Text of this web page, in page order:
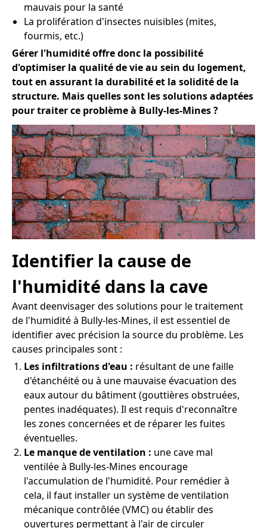
mauvais pour la santé
La prolifération d'insectes nuisibles (mites,
fourmis, etc.)
Gérer l'humidité offre donc la possibilité
d'optimiser la qualité de vie au sein du logement,
tout en assurant la durabilité et la solidité de la
structure. Mais quelles sont les solutions adaptées
pour traiter ce problème à Bully-les-Mines ?
Identifier la cause de
l'humidité dans la cave
Avant deenvisager des solutions pour le traitement
de l'humidité à Bully-les-Mines, il est essentiel de
identifier avec précision la source du problème. Les
causes principales sont :
Les infiltrations d'eau : résultant de une faille
d'étanchéité ou à une mauvaise évacuation des
eaux autour du bâtiment (gouttières obstruées,
pentes inadéquates). Il est requis d'reconnaître
les zones concernées et de réparer les fuites
éventuelles.
Le manque de ventilation : une cave mal
ventilée à Bully-les-Mines encourage
l'accumulation de l'humidité. Pour remédier à
cela, il faut installer un système de ventilation
mécanique contrôlée (VMC) ou établir des
ouvertures permettant à l'air de circuler